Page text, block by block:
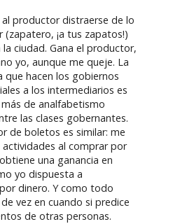
productor distraerse de lo
(zapatero, ¡a tus zapatos!)
ciudad. Gana el productor,
yo, aunque me queje. La
que hacen los gobiernos
a los intermediarios es
de analfabetismo
las clases gobernantes.
de boletos es similar: me
al comprar por
una ganancia en
yo dispuesta a
dinero. Y como todo
vez en cuando si predice
de otras personas.